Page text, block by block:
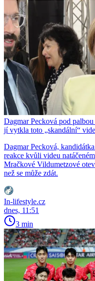
Dagmar Pecková pod
jí vytkla toto „skandální“
Dagmar Pecková,
reakce kvůli videu
Mračkové Vildumetzové
než se může zdát.
In-lifestyle.cz
dnes, 11:51
3 min